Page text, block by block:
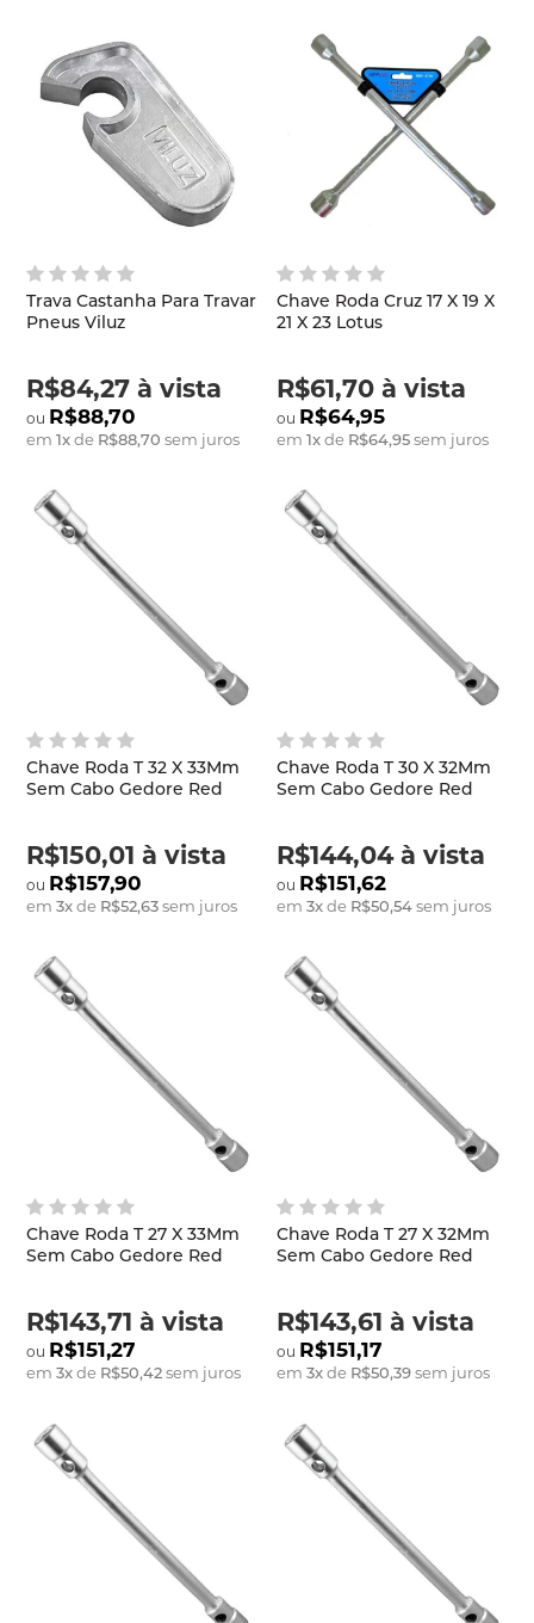
Trava Castanha Para Travar
Pneus Viluz
R$84,27 à vista
R$88,70
em1xde R$88,70 sem juros
Chave Roda Cruz 17 X 19 X
21 X 23 Lotus
R$61,70à vista
R$64,95
em 1xde R$64,95sem juros
Chave Roda T 32 X 33Mm
Sem Cabo Gedore Red
R$150,01 à vista
R$157,90
em3xde R$52,63sem juros
Chave Roda T 30 X 32Mm
Sem Cabo Gedore Red
R$144,04à vista
R$151,62
em 3xde R$50,54sem juros
Chave Roda T 27 X 33Mm
Sem Cabo Gedore Red
R$143,71 à vista
R$151,27
em3xde R$50,42sem juros
Chave Roda T 27 X 32Mm
Sem Cabo Gedore Red
R$143,61 à vista
R$151,17
em 3xde R$50,39sem juros